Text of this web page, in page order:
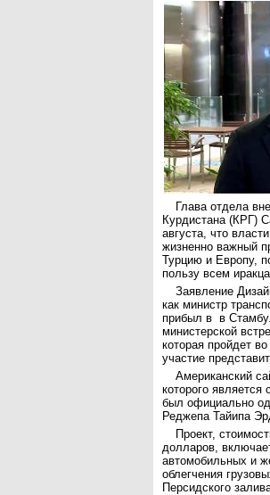
Глава отдела
Курдистана (КРГ)
августа, что
жизненно важный
Турцию и Европу,
пользу всем
Заявление
как министр
прибыл в в
министерской
которая пройдет
участие
Американский
которого
был официально
Реджепа Тайипа
Проект,
долларов,
автомобильных и
облегчения
Персидского